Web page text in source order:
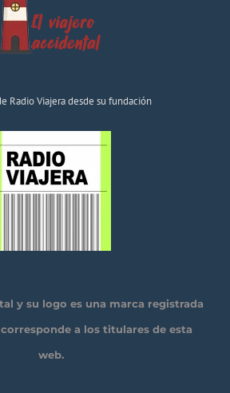
Radio Viajera desde su fundación
y su logo es una marca registrada
a los titulares de esta
web.